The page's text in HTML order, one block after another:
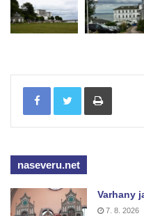
Tisknout
naseveru.net
Varhany
7. 8. 2026